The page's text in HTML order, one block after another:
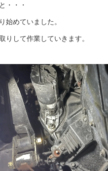
・・・
始めていました。
りして作業していきます。